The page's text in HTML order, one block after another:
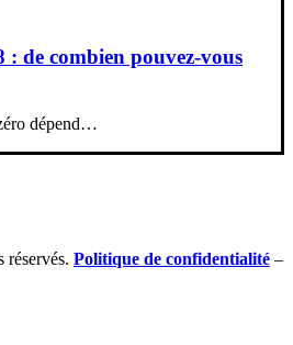
: de combien pouvez-vous
dépend…
Politique de confidentialité –